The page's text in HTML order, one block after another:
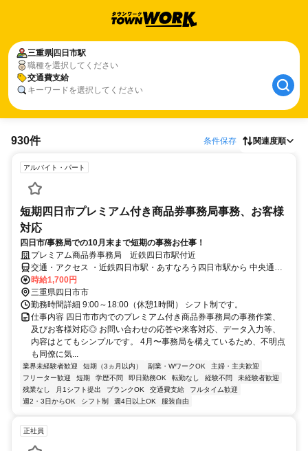
三重県 四日市駅
職種を選択してください
交通費支給
キーワードを選択してください
930件 条件保存 関連度順
アルバイト・パート
短期四日市プレミアム付き商品券事務局事務、お客様
対応
四日市/事務局での10月末まで短期の事務お仕事！
プレミアム商品券事務局 近鉄四日市駅付近
交通・アクセス ・近鉄四日市駅・あすなろう四日市駅から 中央通り
を東（JR四日市駅方面）へ 徒 ・JR四日市駅から 中央通りを西（近
鉄四日市駅方面）へ 徒 歩10分 歩10分
時給1,700円
三重県四日市市
勤務時間詳細 9:00～18:00（休憩1時間） シフト制です。
仕事内容 四日市市内でのプレミアム付き商品券事務局の事務作業、
及びお客様対応◎ お問い合わせの応答や来客対応、データ入力等、
内容はとてもシンプルです。 4月〜事務局を構えているため、不明点
も同僚に気...
業界未経験者歓迎 短期（3ヵ月以内） 副業・WワークOK
主婦・主夫歓迎
フリーター歓迎
短期 学歴不問 即日勤務OK 転勤なし 経験不問
未経験者歓迎
残業なし
月1シフト提出 ブランクOK 交通費支給
フルタイム歓迎
週2・3日からOK
シフト制 週4日以上OK 服装自由
正社員